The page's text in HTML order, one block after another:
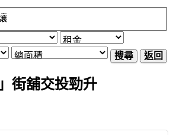
搜尋 返回
街舖交投勁升